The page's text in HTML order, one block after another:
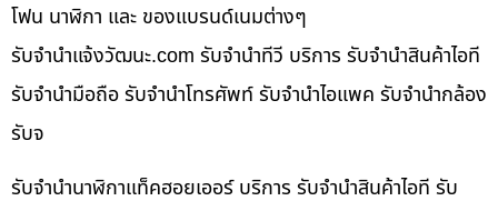
โฟน นาฬิกา และ ของแบรนด์เนมต่างๆ
รับจํานําแจ้งวัฒนะ.com รับจำนำทีวี บริการ รับจำนำสินค้าไอที
รับจำนำมือถือ รับจำนำโทรศัพท์ รับจำนำไอแพค รับจำนำกล้อง
รับจ
รับจำนำนาฬิกาแท็คฮอยเออร์ บริการ รับจำนำสินค้าไอที รับ